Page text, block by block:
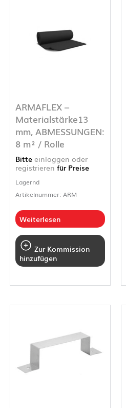
ARMAFLEX –
Materialstärke13
mm, ABMESSUNGEN:
8 m² / Rolle
Bitte einloggen oder
registrieren für Preise
Lagernd
Artikelnummer: ARM
Weiterlesen
Zur Kommission
hinzufügen